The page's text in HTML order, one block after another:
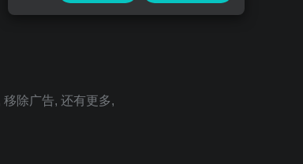
除广告, 还有更多,